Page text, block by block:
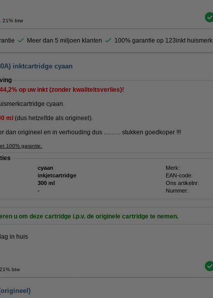
21% btw
Meer dan 5 miljoen klanten 100% garantie op 123inkt huismerk
inktcartridge cyaan
44,2% op uw inkt (zonder kwaliteitsverlies)!
cyaan.
ml (dus hetzelfde als origineel).
dan origineel en in verhouding dus ........... stukken goedkoper !!!
100% garantie.
cyaan Merk:
inkjetcartridge EAN-code:
300 ml Ons artikelnr:
- Nummer:
u om deze cartridge i.p.v. de originele cartridge te nemen.
in huis
btw